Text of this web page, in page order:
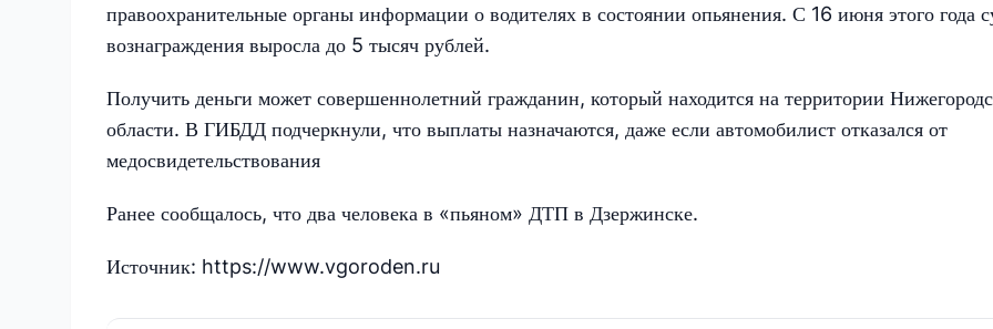
правоохранительные органы информации о водителях в состоянии опьянения. С 16 июня этого года
вознаграждения выросла до 5 тысяч рублей.
Получить деньги может совершеннолетний гражданин, который находится на территории
области. В ГИБДД подчеркнули, что выплаты назначаются, даже если автомобилист отказался от
медосвидетельствования
Ранее сообщалось, что два человека в «пьяном» ДТП в Дзержинске.
Источник: https://www.vgoroden.ru